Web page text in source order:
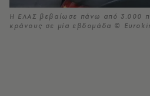
Η ΕΛΑΣ βεβαίωσε πάνω από 3.000
κράνους σε μία εβδομάδα ©